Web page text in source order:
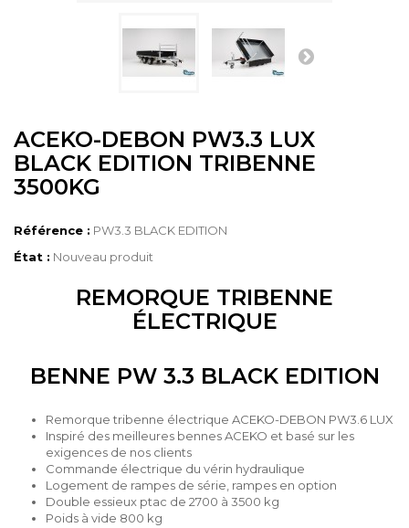
ACEKO-DEBON PW3.3 LUX
BLACK EDITION TRIBENNE
3500KG
Référence : PW3.3 BLACK EDITION
État : Nouveau produit
REMORQUE TRIBENNE
ÉLECTRIQUE
BENNE PW 3.3 BLACK EDITION
Remorque tribenne électrique ACEKO-DEBON PW3.6 LUX
Inspiré des meilleures bennes ACEKO et basé sur les
exigences de nos clients
Commande électrique du vérin hydraulique
Logement de rampes de série, rampes en option
Double essieux ptac de 2700 à 3500 kg
Poids à vide 800 kg